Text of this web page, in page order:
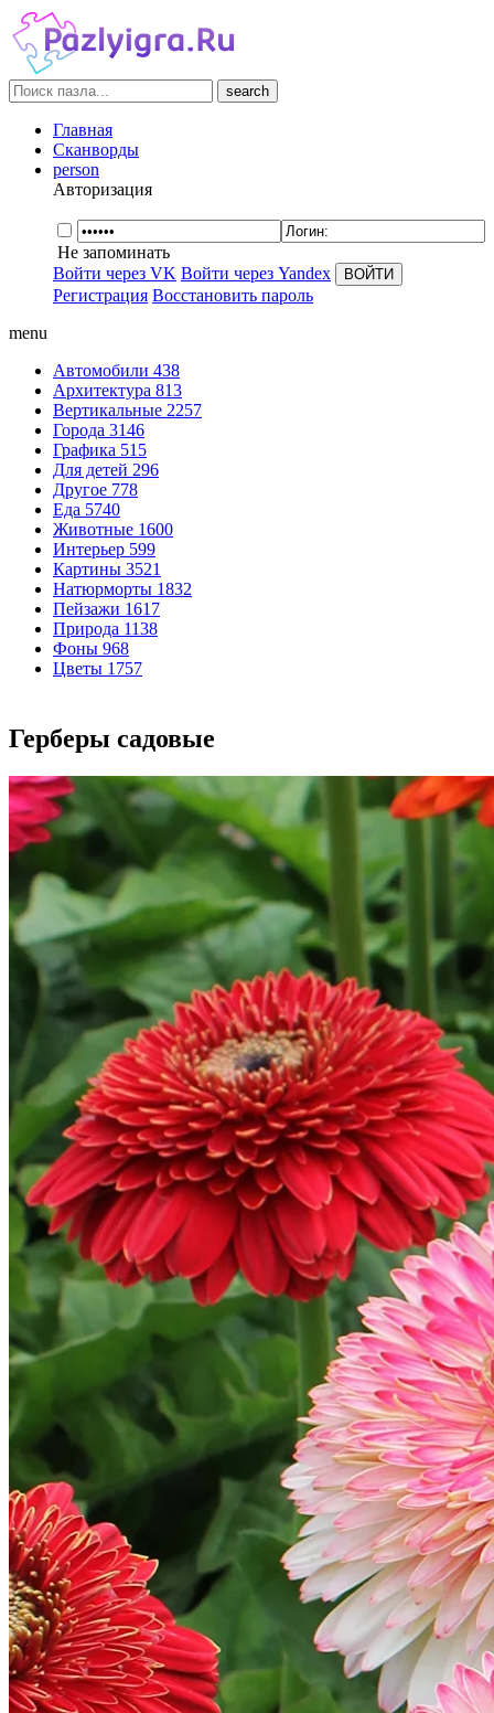
search
Главная
Сканворды
person
Авторизация
Не запоминать
Войти через VK Войти через Yandex
Регистрация Восстановить пароль
menu
Автомобили 438
Архитектура 813
Вертикальные 2257
Города 3146
Графика 515
Для детей 296
Другое 778
Еда 5740
Животные 1600
Интерьер 599
Картины 3521
Натюрморты 1832
Пейзажи 1617
Природа 1138
Фоны 968
Цветы 1757
Герберы садовые